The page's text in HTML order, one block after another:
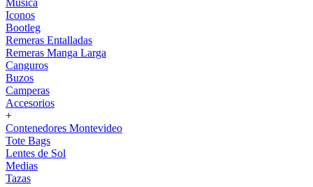
Música
Iconos
Bootleg
Remeras Entalladas
Remeras Manga Larga
Canguros
Buzos
Camperas
Accesorios
+
Contenedores Montevideo
Tote Bags
Lentes de Sol
Medias
Tazas